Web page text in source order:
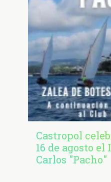
Castropol
16 de agosto
Carlos "Pacho"